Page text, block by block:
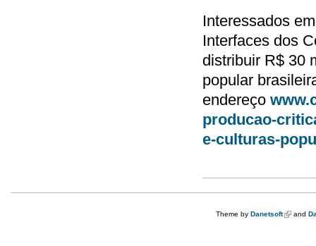
Interessados
Interfaces dos
distribuir R$ 30
popular
endereço
producao-
e-culturas-
Theme by Danetsoft(link is
and